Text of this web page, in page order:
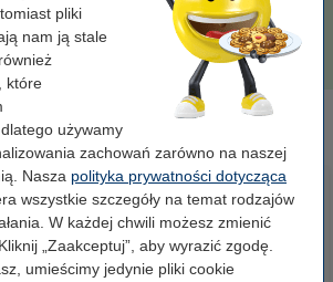
pliki
nam ją stale
które
używamy
zachowań zarówno na naszej
Nasza polityka prywatności dotycząca
wszystkie szczegóły na temat rodzajów
W każdej chwili możesz zmienić
„Zaakceptuj”, aby wyrazić zgodę.
umieścimy jedynie pliki cookie
zł Zamawiam
Chwilowy brak towaru
Popularne produkty